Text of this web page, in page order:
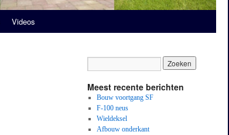
Videos
Meest recente berichten
Bouw voortgang SF
F-100 neus
Wieldeksel
Afbouw onderkant